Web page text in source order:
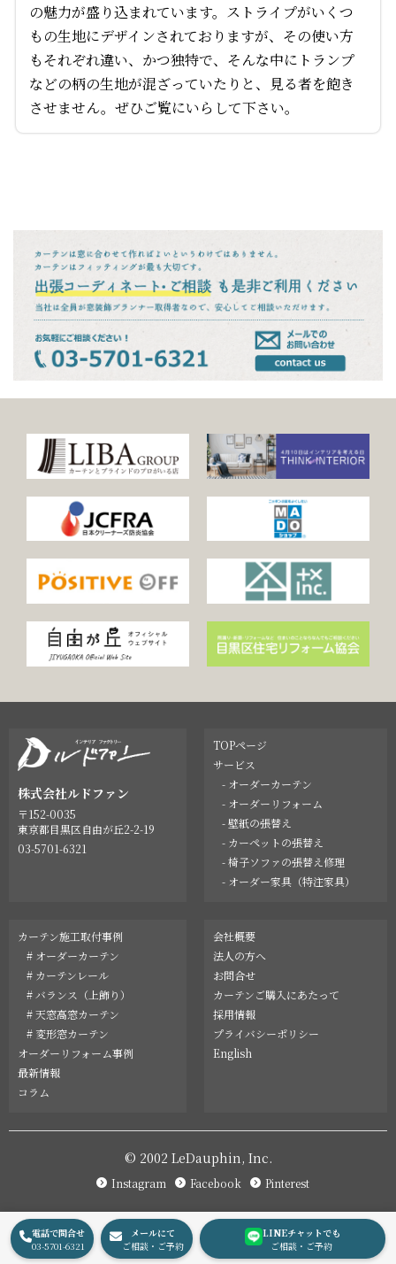
の魅力が盛り込まれています。ストライプがいくつ
もの生地にデザインされておりますが、その使い方
もそれぞれ違い、かつ独特で、そんな中にトランプ
などの柄の生地が混ざっていたりと、見る者を飽き
させません。ぜひご覧にいらして下さい。
株式会社ルドファン
〒152-0035
東京都目黒区自由が丘2-2-19
03-5701-6321
TOPページ
サービス
- オーダーカーテン
- オーダーリフォーム
- 壁紙の張替え
- カーペットの張替え
- 椅子ソファの張替え修理
- オーダー家具（特注家具）
カーテン施工取付事例
# オーダーカーテン
# カーテンレール
# バランス（上飾り）
# 天窓高窓カーテン
# 変形窓カーテン
オーダーリフォーム事例
最新情報
コラム
会社概要
法人の方へ
お問合せ
カーテンご購入にあたって
採用情報
プライバシーポリシー
English
© 2002 LeDauphin, Inc.
Instagram Facebook Pinterest
電話で問合せ
03-5701-6321
メールにて
ご相談・ご予約
LINEチャットでも
ご相談・ご予約